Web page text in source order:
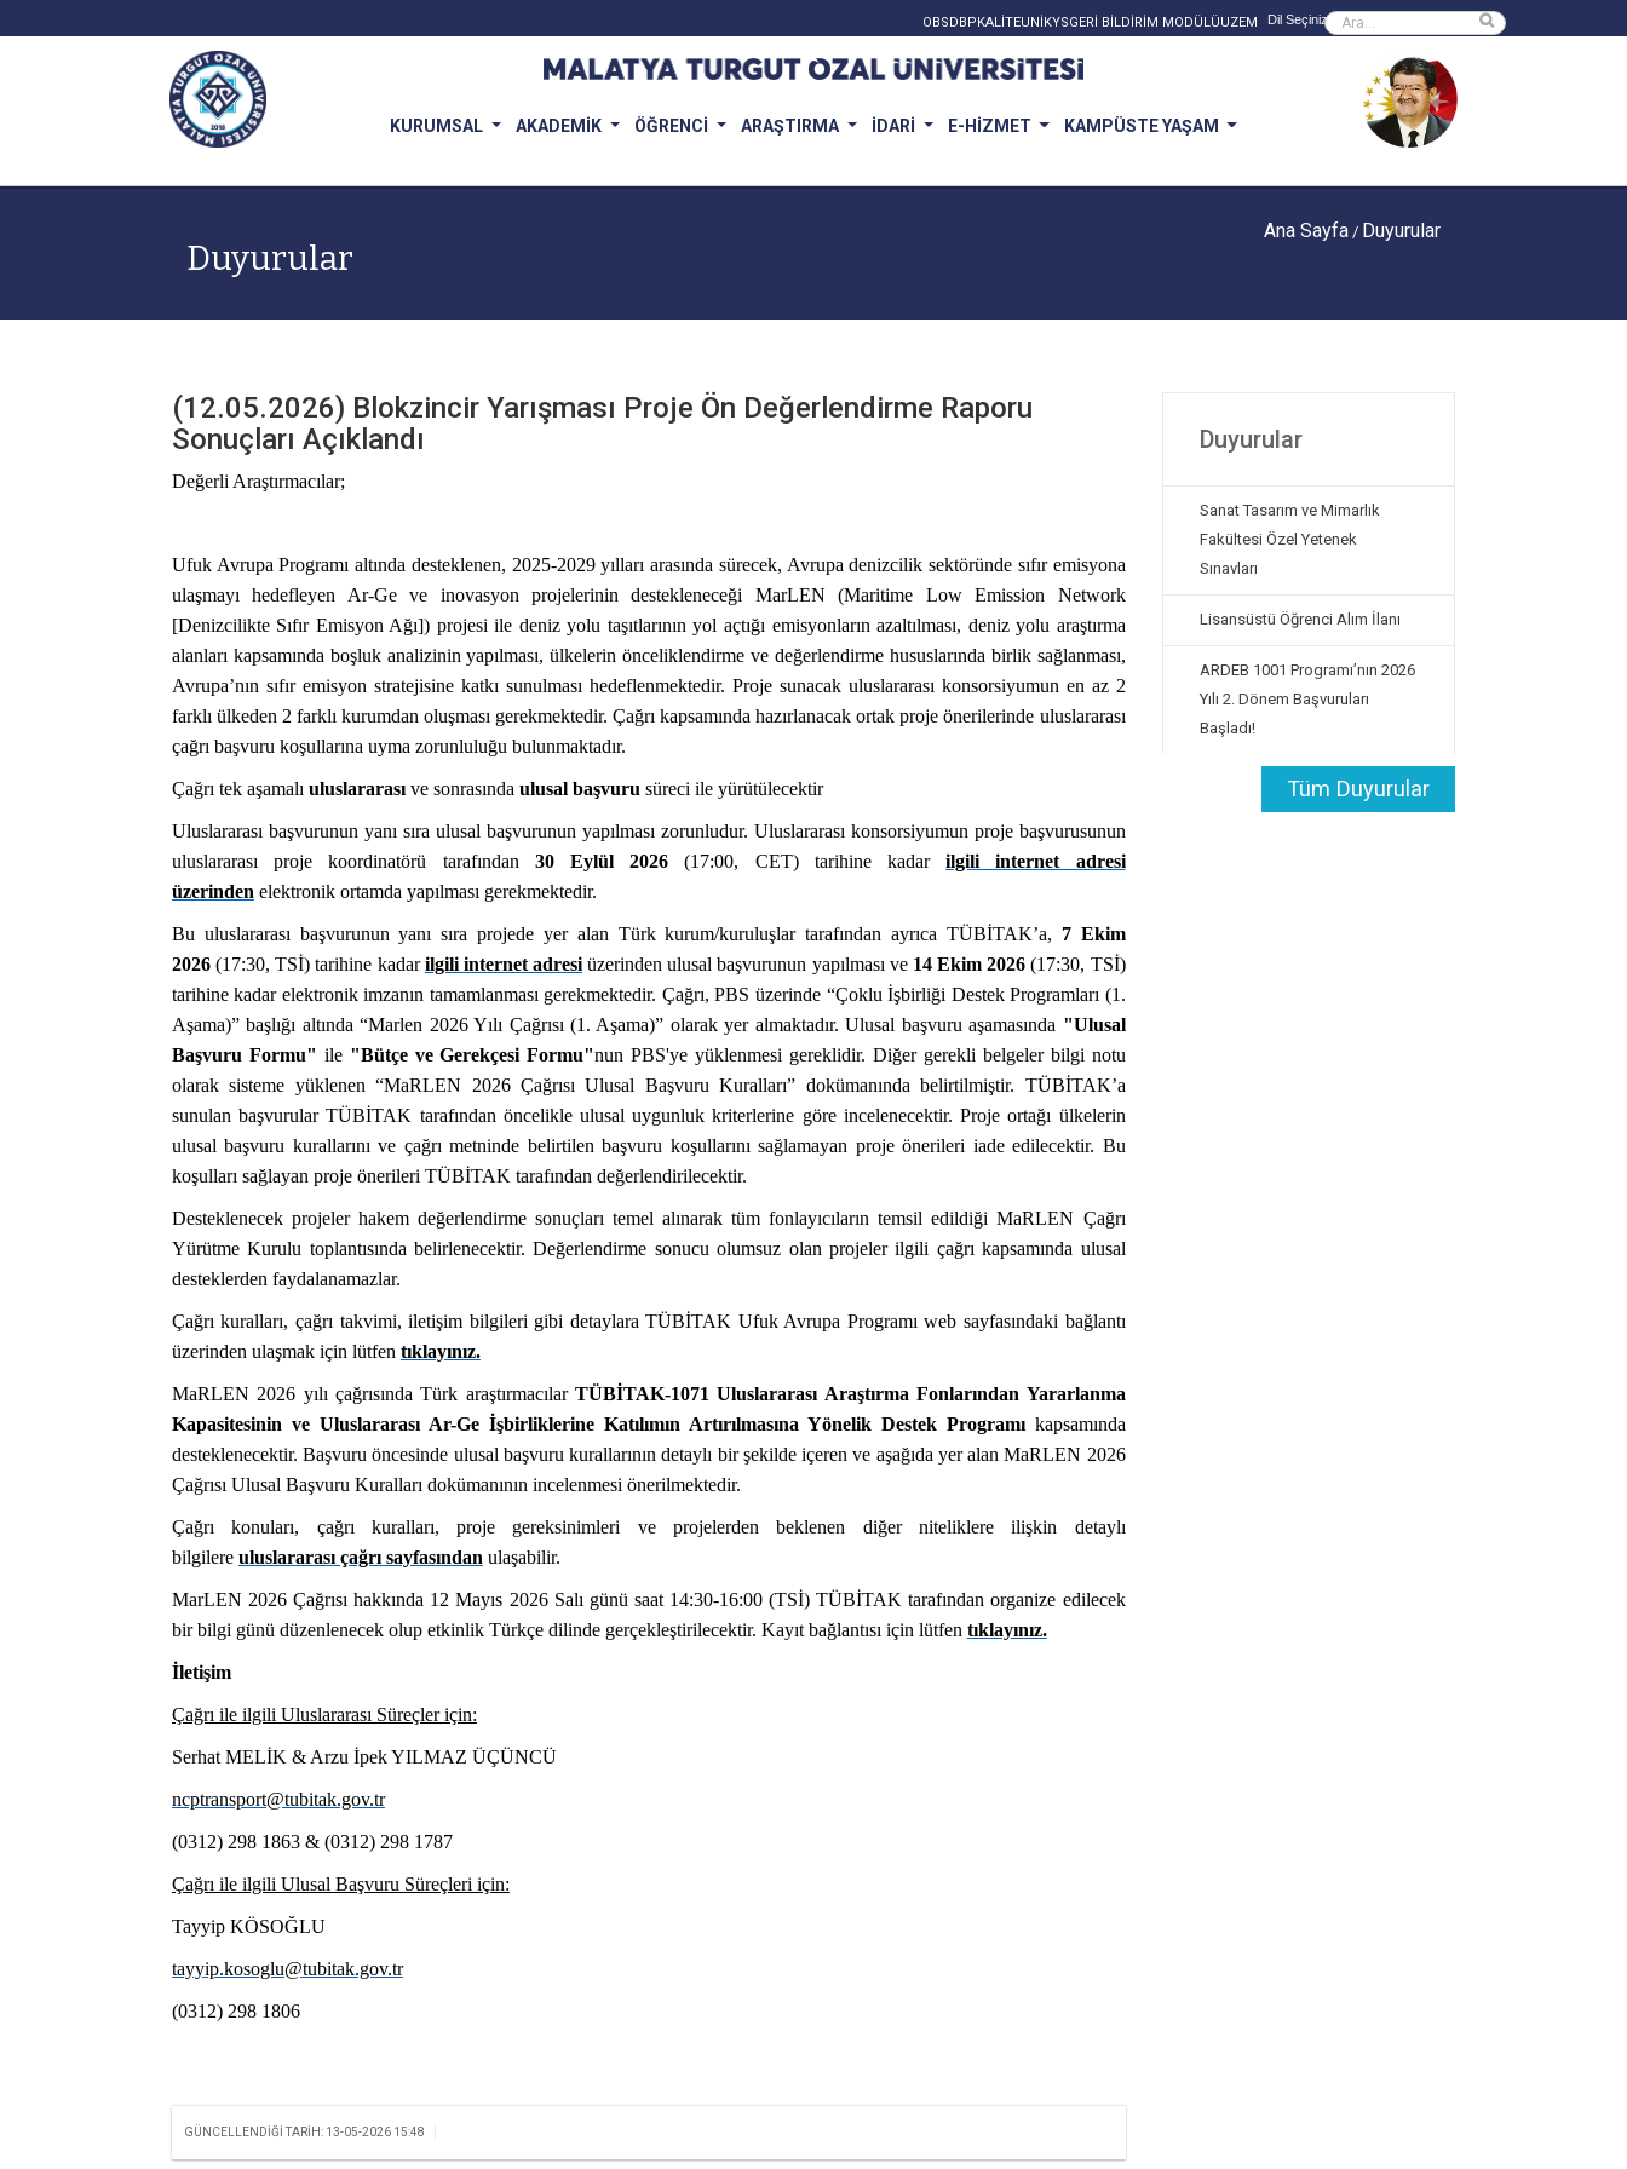
OBSDBPKALİTEUNİKYSGERİ BİLDİRİM MODÜLÜUZEM Powered by
Sitede ara
KURUMSAL AKADEMİK ÖĞRENCİ ARAŞTIRMA İDARİ E-HİZMET KAMPÜSTE YAŞAM
Duyurular
Ana Sayfa/ Duyurular
(12.05.2026) Blokzincir Yarışması Proje Ön Değerlendirme Raporu
Sonuçları Açıklandı
Değerli Araştırmacılar;
Ufuk Avrupa Programı altında desteklenen, 2025-2029 yılları arasında sürecek, Avrupa denizcilik sektöründe sıfır emisyona
ulaşmayı hedefleyen Ar-Ge ve inovasyon projelerinin destekleneceği MarLEN (Maritime Low Emission Network
[Denizcilikte Sıfır Emisyon Ağı]) projesi ile deniz yolu taşıtlarının yol açtığı emisyonların azaltılması, deniz yolu araştırma
alanları kapsamında boşluk analizinin yapılması, ülkelerin önceliklendirme ve değerlendirme hususlarında birlik sağlanması,
Avrupa’nın sıfır emisyon stratejisine katkı sunulması hedeflenmektedir. Proje sunacak uluslararası konsorsiyumun en az 2
farklı ülkeden 2 farklı kurumdan oluşması gerekmektedir. Çağrı kapsamında hazırlanacak ortak proje önerilerinde uluslararası
çağrı başvuru koşullarına uyma zorunluluğu bulunmaktadır.
Çağrı tek aşamalı uluslararası ve sonrasında ulusal başvuru süreci ile yürütülecektir
Uluslararası başvurunun yanı sıra ulusal başvurunun yapılması zorunludur. Uluslararası konsorsiyumun proje başvurusunun
uluslararası proje koordinatörü tarafından 30 Eylül 2026(17:00, CET) tarihine kadarilgili internet adresi
üzerinden elektronik ortamda yapılması gerekmektedir.
Bu uluslararası başvurunun yanı sıra projede yer alan Türk kurum/kuruluşlar tarafından ayrıca TÜBİTAK’a, 7 Ekim
2026(17:30, TSİ) tarihine kadarilgili internet adresi üzerinden ulusal başvurunun yapılması ve 14 Ekim 2026(17:30, TSİ)
tarihine kadar elektronik imzanın tamamlanması gerekmektedir. Çağrı, PBS üzerinde “Çoklu İşbirliği Destek Programları (1.
Aşama)” başlığı altında “Marlen 2026 Yılı Çağrısı (1. Aşama)” olarak yer almaktadır. Ulusal başvuru aşamasında "Ulusal
Başvuru Formu" ile "Bütçe ve Gerekçesi Formu"nun PBS'ye yüklenmesi gereklidir. Diğer gerekli belgeler bilgi notu
olarak sisteme yüklenen “MaRLEN 2026 Çağrısı Ulusal Başvuru Kuralları” dokümanında belirtilmiştir. TÜBİTAK’a
sunulan başvurular TÜBİTAK tarafından öncelikle ulusal uygunluk kriterlerine göre incelenecektir. Proje ortağı ülkelerin
ulusal başvuru kurallarını ve çağrı metninde belirtilen başvuru koşullarını sağlamayan proje önerileri iade edilecektir. Bu
koşulları sağlayan proje önerileri TÜBİTAK tarafından değerlendirilecektir.
Desteklenecek projeler hakem değerlendirme sonuçları temel alınarak tüm fonlayıcıların temsil edildiği MaRLEN Çağrı
Yürütme Kurulu toplantısında belirlenecektir. Değerlendirme sonucu olumsuz olan projeler ilgili çağrı kapsamında ulusal
desteklerden faydalanamazlar.
Çağrı kuralları, çağrı takvimi, iletişim bilgileri gibi detaylara TÜBİTAK Ufuk Avrupa Programı web sayfasındaki bağlantı
üzerinden ulaşmak için lütfen tıklayınız.
MaRLEN 2026 yılı çağrısında Türk araştırmacılarTÜBİTAK-1071 Uluslararası Araştırma Fonlarından Yararlanma
Kapasitesinin ve Uluslararası Ar-Ge İşbirliklerine Katılımın Artırılmasına Yönelik Destek Programıkapsamında
desteklenecektir. Başvuru öncesinde ulusal başvuru kurallarının detaylı bir şekilde içeren ve aşağıda yer alan MaRLEN 2026
Çağrısı Ulusal Başvuru Kuralları dokümanının incelenmesi önerilmektedir.
Çağrı konuları, çağrı kuralları, proje gereksinimleri ve projelerden beklenen diğer niteliklere ilişkin detaylı
bilgilere uluslararası çağrı sayfasından ulaşabilir.
MarLEN 2026 Çağrısı hakkında 12 Mayıs 2026 Salı günü saat 14:30-16:00 (TSİ) TÜBİTAK tarafından organize edilecek
bir bilgi günü düzenlenecek olup etkinlik Türkçe dilinde gerçekleştirilecektir. Kayıt bağlantısı için lütfen tıklayınız.
İletişim
Çağrı ile ilgili Uluslararası Süreçler için:
Serhat MELİK & Arzu İpek YILMAZ ÜÇÜNCÜ
ncptransport@tubitak.gov.tr
(0312) 298 1863 & (0312) 298 1787
Çağrı ile ilgili Ulusal Başvuru Süreçleri için:
Tayyip KÖSOĞLU
tayyip.kosoglu@tubitak.gov.tr
(0312) 298 1806
GÜNCELLENDIĞI TARIH: 13-05-2026 15:48
Duyurular
Sanat Tasarım ve Mimarlık
Fakültesi Özel Yetenek
Sınavları
Lisansüstü Öğrenci Alım İlanı
ARDEB 1001 Programı’nın 2026
Yılı 2. Dönem Başvuruları
Başladı!
Tüm Duyurular